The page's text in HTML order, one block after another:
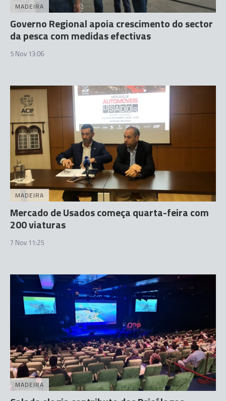
MADEIRA
Governo Regional apoia crescimento do sector
da pesca com medidas efectivas
5 Nov 13:06
MADEIRA
Mercado de Usados começa quarta-feira com
200 viaturas
7 Nov 11:25
MADEIRA